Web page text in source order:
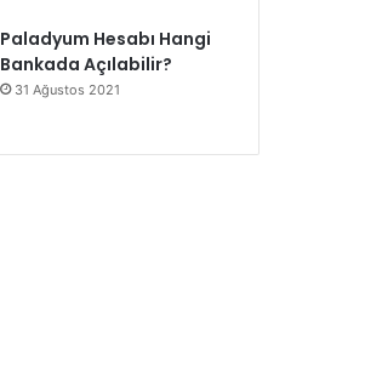
Paladyum Hesabı Hangi
Bankada Açılabilir?
31 Ağustos 2021